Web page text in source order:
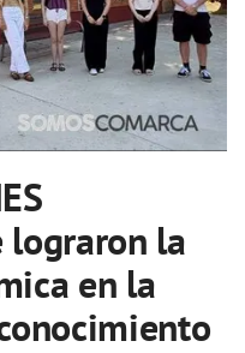
lograron la
en la